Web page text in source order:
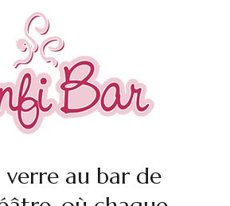
verre au bar de